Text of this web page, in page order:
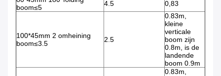
boom≤5
4.5 0,83
100*45mm 2 omheining
boom≤3.5
2.5
0.83m,
kleine
verticale
boom zijn
0.8m, is de
landende
boom 0.9m
0.83m,